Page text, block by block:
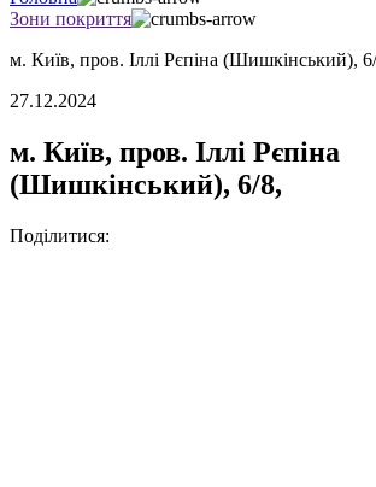
Зони покриття
м. Київ, пров. Іллі Рєпіна (Шишкінський),
27.12.2024
м. Київ, пров. Іллі Рєпіна
(Шишкінський), 6/8,
Поділитися: